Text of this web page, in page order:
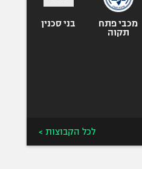
אתגרי
לחימה
מכבי פתח
תקוה
בני סכנין
לכל הקבוצות >